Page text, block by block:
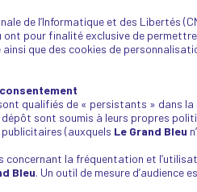
de l’Informatique et des Libertés
pour finalité exclusive de
que des cookies de
qualifiés de « persistants » dans
sont soumis à leurs propres
publicitaires (auxquels Le Grand Bleu
la fréquentation et
Bleu. Un outil de mesure d’audience